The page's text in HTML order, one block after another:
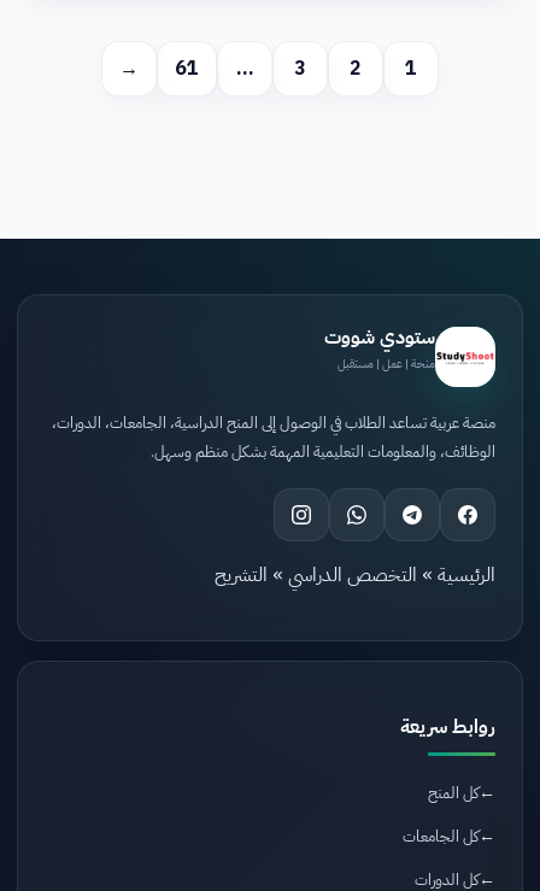
1
2
3
…
61
→
ستودي شووت
منحة | عمل | مستقبل
منصة عربية تساعد الطلاب في الوصول إلى المنح الدراسية، الجامعات، الدورات،
الوظائف، والمعلومات التعليمية المهمة بشكل منظم وسهل.
الرئيسية » التخصص الدراسي » التشريح
روابط سريعة
كل المنح
كل الجامعات
كل الدورات